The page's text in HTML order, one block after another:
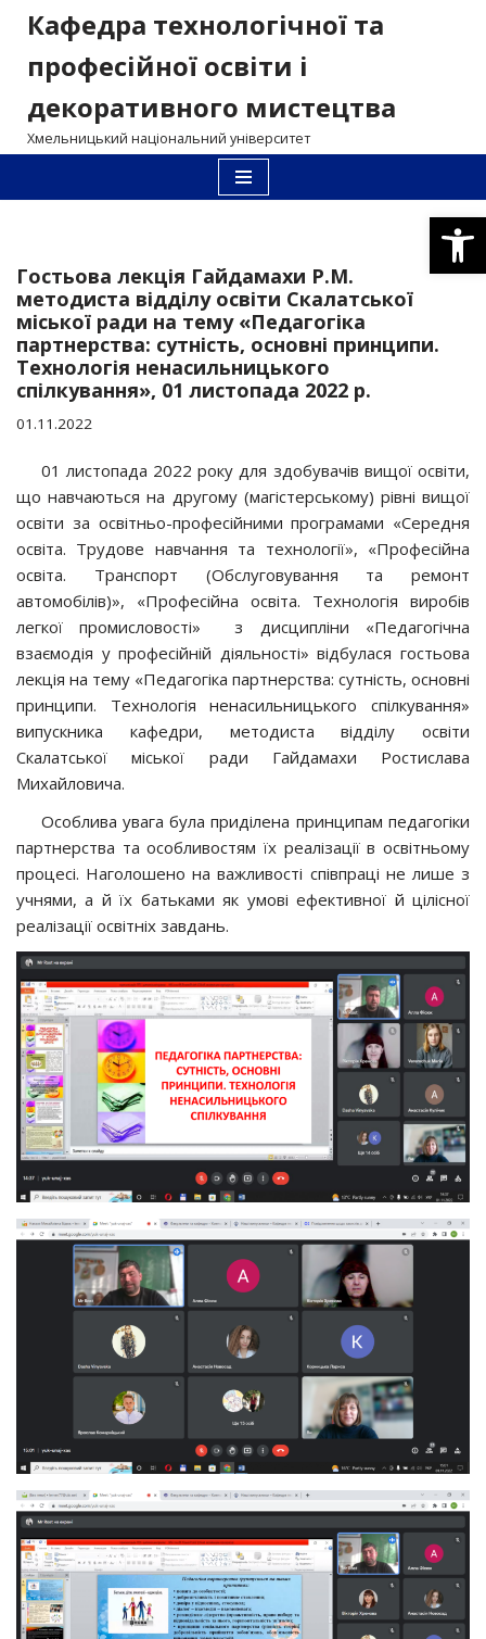
Перейти
вмісту
Кафедра технологічної та
професійної освіти і
декоративного мистецтва
Хмельницький національний університет
Гостьова лекція Гайдамахи Р.М.
методиста відділу освіти Скалатської
міської ради на тему «Педагогіка
партнерства: сутність, основні принципи.
Технологія ненасильницького
спілкування», 01 листопада 2022 р.
01.11.2022
01 листопада 2022 року для здобувачів вищої освіти,
що навчаються на другому (магістерському) рівні вищої
освіти за освітньо-професійними програмами «Середня
освіта. Трудове навчання та технології», «Професійна
освіта. Транспорт (Обслуговування та ремонт
автомобілів)», «Професійна освіта. Технологія виробів
легкої промисловості» з дисципліни «Педагогічна
взаємодія у професійній діяльності» відбулася гостьова
лекція на тему «Педагогіка партнерства: сутність, основні
принципи. Технологія ненасильницького спілкування»
випускника кафедри, методиста відділу освіти
Скалатської міської ради Гайдамахи Ростислава
Михайловича.
Особлива увага була приділена принципам педагогіки
партнерства та особливостям їх реалізації в освітньому
процесі. Наголошено на важливості співпраці не лише з
учнями, а й їх батьками як умові ефективної й цілісної
реалізації освітніх завдань.